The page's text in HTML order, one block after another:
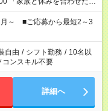
たい」 「できれば残業はし
※Wワーク希望
務時間と、もう1つのお仕事
る場合は応募できません。
月～ ■ご応募から最短2～3
自由 / シフト勤務 / 10名以
コンスキル不要
詳細へ